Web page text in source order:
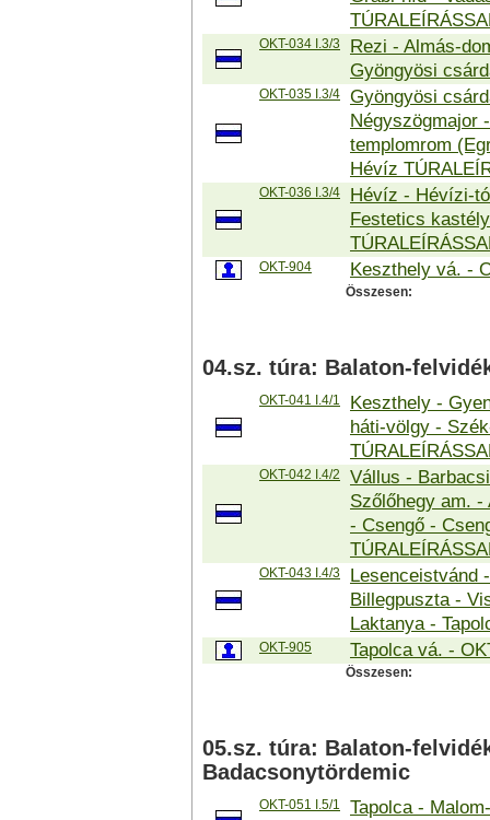
OKT-034 I.3/3
Rezi - Almás-
Gyöngyösi
OKT-035 I.3/4
Gyöngyösi
Négyszögmajor
templomrom
Hévíz
OKT-036 I.3/4
Hévíz - Hévízi-
Festetics
OKT-904 Keszthely vá. -
Összesen:
04.sz. túra: Balaton-
OKT-041 I.4/1
Keszthely -
háti-völgy -
OKT-042 I.4/2
Vállus -
Szőlőhegy am.
- Csengő -
OKT-043 I.4/3
Lesenceistvánd
Billegpuszta -
Laktanya -
OKT-905 Tapolca vá. -
Összesen:
05.sz. túra: Balaton-
Badacsonytördemic
OKT-051 I.5/1
Tapolca -